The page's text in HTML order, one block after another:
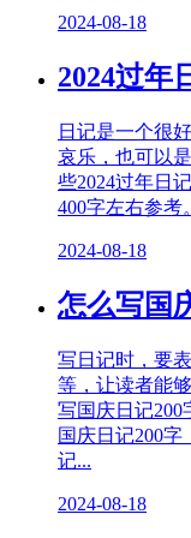
2024-08-18
2024过年
日记是一个很
哀乐，也可以
些2024过年日
400字左右参考
2024-08-18
怎么写国
写日记时，要
等，让读者能
写国庆日记200
国庆日记200
记...
2024-08-18